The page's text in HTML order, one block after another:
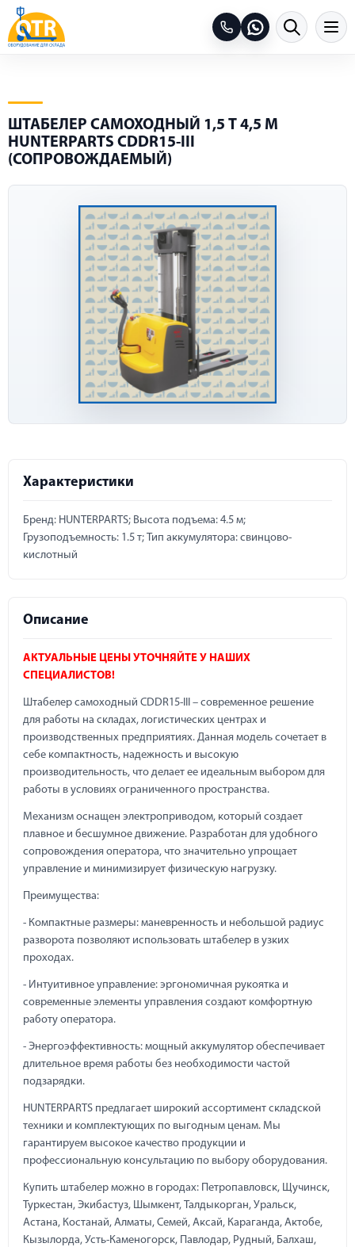
ШТАБЕЛЕР САМОХОДНЫЙ 1,5 Т 4,5 М
HUNTERPARTS CDDR15-III
(СОПРОВОЖДАЕМЫЙ)
Характеристики
Бренд: HUNTERPARTS; Высота подъема: 4.5 м;
Грузоподъемность: 1.5 т; Тип аккумулятора: свинцово-
кислотный
Описание
АКТУАЛЬНЫЕ ЦЕНЫ УТОЧНЯЙТЕ У НАШИХ
СПЕЦИАЛИСТОВ!
Штабелер самоходный CDDR15-III – современное решение
для работы на складах, логистических центрах и
производственных предприятиях. Данная модель сочетает в
себе компактность, надежность и высокую
производительность, что делает ее идеальным выбором для
работы в условиях ограниченного пространства.
Механизм оснащен электроприводом, который создает
плавное и бесшумное движение. Разработан для удобного
сопровождения оператора, что значительно упрощает
управление и минимизирует физическую нагрузку.
Преимущества:
- Компактные размеры: маневренность и небольшой радиус
разворота позволяют использовать штабелер в узких
проходах.
- Интуитивное управление: эргономичная рукоятка и
современные элементы управления создают комфортную
работу оператора.
- Энергоэффективность: мощный аккумулятор обеспечивает
длительное время работы без необходимости частой
подзарядки.
HUNTERPARTS предлагает широкий ассортимент складской
техники и комплектующих по выгодным ценам. Мы
гарантируем высокое качество продукции и
профессиональную консультацию по выбору оборудования.
Купить штабелер можно в городах: Петропавловск, Щучинск,
Туркестан, Экибастуз, Шымкент, Талдыкорган, Уральск,
Астана, Костанай, Алматы, Семей, Аксай, Караганда, Актобе,
Кызылорда, Усть-Каменогорск, Павлодар, Рудный, Балхаш,